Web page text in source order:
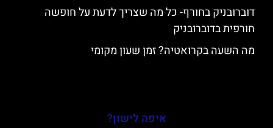
דוברובניק בחורף- כל מה שצריך לדעת על חופשה
חורפית בדוברובניק
מה השעה בקרואטיה? זמן שעון מקומי
איפה לישון?